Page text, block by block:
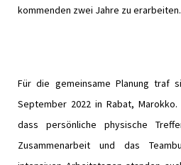
kommenden zwei Jahre zu erarbeiten.
Für die gemeinsame Planung traf
September 2022 in Rabat,
dass persönliche physische
Zusammenarbeit und das